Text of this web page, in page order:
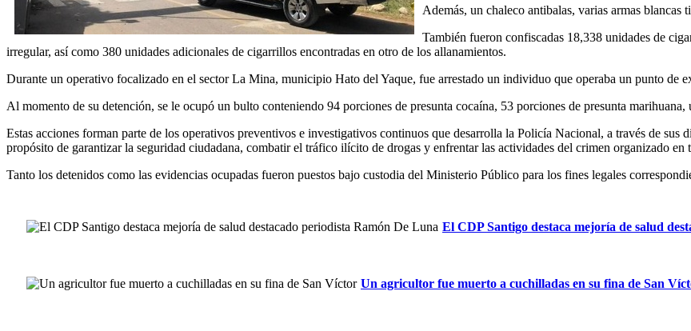
Además, un chaleco antibalas, varias armas
También fueron confiscadas 18,338 unidades de
irregular, así como 380 unidades adicionales de cigarrillos encontradas en otro de los allanamientos.
Durante un operativo focalizado en el sector La Mina, municipio Hato del Yaque, fue arrestado un individuo que operaba un punto de
Al momento de su detención, se le ocupó un bulto conteniendo 94 porciones de presunta cocaína, 53 porciones de presunta
Estas acciones forman parte de los operativos preventivos e investigativos continuos que desarrolla la Policía Nacional, a través de
propósito de garantizar la seguridad ciudadana, combatir el tráfico ilícito de drogas y enfrentar las actividades del crimen organizado
Tanto los detenidos como las evidencias ocupadas fueron puestos bajo custodia del Ministerio Público para los fines legales
El CDP Santigo destaca mejoría de salud
Un agricultor fue muerto a cuchilladas en su fina de San